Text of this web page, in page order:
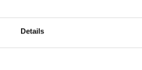
Details